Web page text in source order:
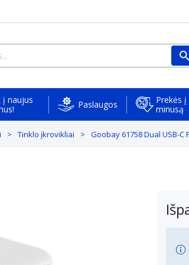
į naujus
Paslaugos
Prekės į
minusą
Tinklo įkrovikliai Goobay 61758 Dual USB-C